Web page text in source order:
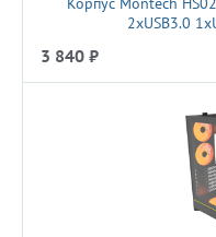
2xUSB3.0
3 840 ₽